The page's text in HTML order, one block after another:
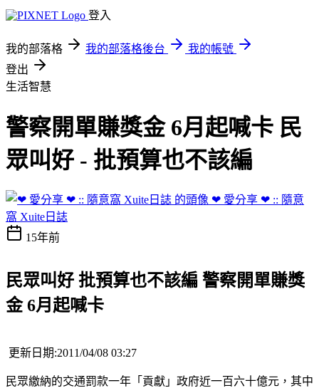
登入
我的部落格 我的部落格後台
我的帳號
登出
生活智慧
警察開單賺獎金 6月起喊卡 民
眾叫好 - 批預算也不該編
❤ 愛分享 ❤ :: 隨意
窩 Xuite日誌
15年前
民眾叫好 批預算也不該編 警察開單賺獎
金 6月起喊卡
更新日期:2011/04/08 03:27
民眾繳納的交通罰款一年「貢獻」政府近一百六十億元，其中